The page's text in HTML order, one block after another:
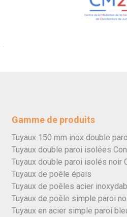
Gamme de produits
Tuyaux 150 mm inox double
Tuyaux double paroi isolées
Tuyaux double paroi isolés noir
Tuyaux de poêle épais
Tuyaux de poêles acier
Tuyaux de poêle simple paroi
Tuyaux en acier simple paroi